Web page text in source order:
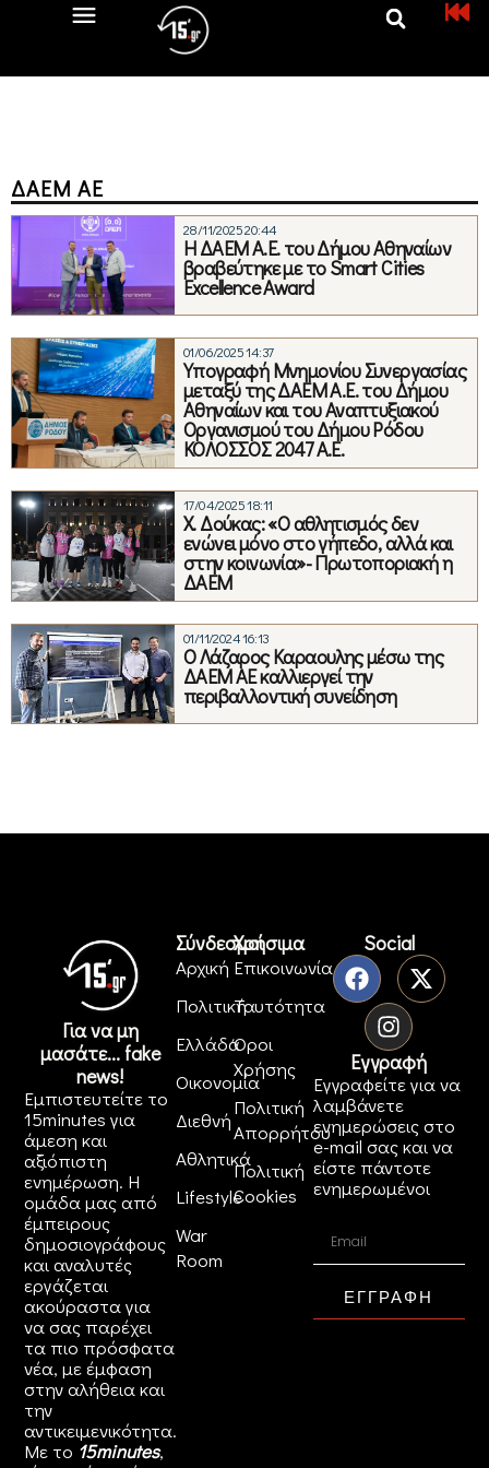
ΔΑΕΜ ΑΕ
28/11/2025 20:44
Η ΔΑΕΜ Α.Ε. του Δήμου Αθηναίων
βραβεύτηκε με το Smart Cities
Excellence Award
01/06/2025 14:37
Υπογραφή Μνημονίου Συνεργασίας
μεταξύ της ΔΑΕΜ Α.Ε. του Δήμου
Αθηναίων και του Αναπτυξιακού
Οργανισμού του Δήμου Ρόδου
ΚΟΛΟΣΣΟΣ 2047 Α.Ε.
17/04/2025 18:11
Χ. Δούκας: «Ο αθλητισμός δεν
ενώνει μόνο στο γήπεδο, αλλά και
στην κοινωνία»- Πρωτοποριακή η
ΔΑΕΜ
01/11/2024 16:13
Ο Λάζαρος Καραουλης μέσω της
ΔΑΕΜ ΑΕ καλλιεργεί την
περιβαλλοντική συνείδηση
Για να μη
μασάτε... fake
news!
Εμπιστευτείτε το
15minutes για
άμεση και
αξιόπιστη
ενημέρωση. Η
ομάδα μας από
έμπειρους
δημοσιογράφους
και αναλυτές
εργάζεται
ακούραστα για
να σας παρέχει
τα πιο πρόσφατα
νέα, με έμφαση
στην αλήθεια και
την
αντικειμενικότητα.
Με το 15minutes,
Σύνδεσμοι
Αρχική
Πολιτική
Ελλάδα
Οικονομία
Διεθνή
Αθλητικά
Lifestyle
War
Room
Χρήσιμα
Επικοινωνία
Ταυτότητα
Όροι
Χρήσης
Πολιτική
Απορρήτου
Πολιτική
Cookies
Social
Εγγραφή
Εγγραφείτε για να
λαμβάνετε
ενημερώσεις στο
e-mail σας και να
είστε πάντοτε
ενημερωμένοι
ΕΓΓΡΑΦΗ